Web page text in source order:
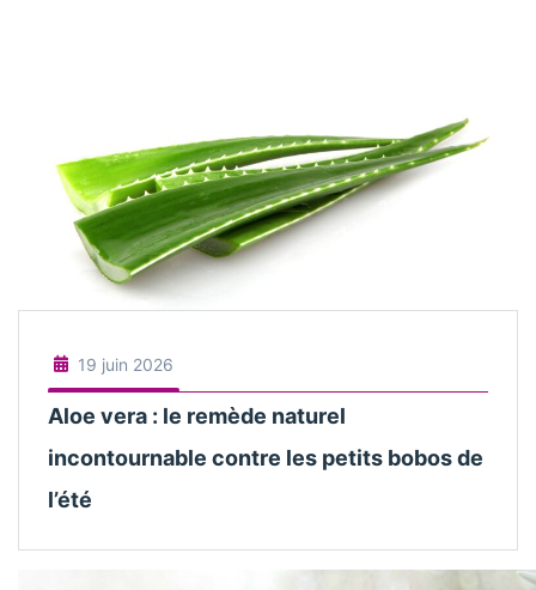
19 juin 2026
Aloe vera : le remède naturel
incontournable contre les petits bobos de
l’été